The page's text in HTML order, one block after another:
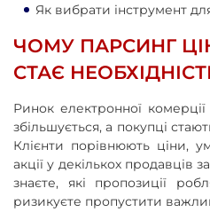
Як вибрати інструмент
ЧОМУ ПАРСИНГ
СТАЄ
Ринок електронної комерції
збільшується, а покупці
Клієнти порівнюють ціни,
акції у декількох продавців
знаєте, які пропозиції
ризикуєте пропустити